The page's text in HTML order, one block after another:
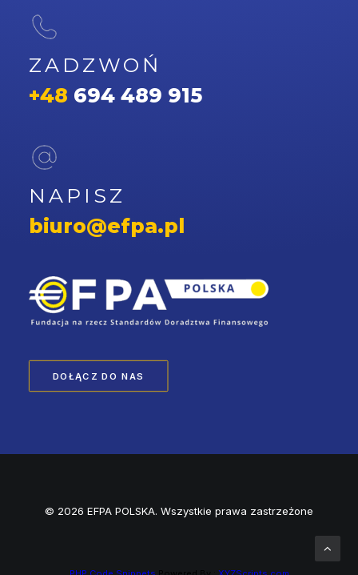
DOŁĄCZ DO NAS
ZADZWOŃ
+48 694 489 915
NAPISZ
biuro@efpa.pl
© 2026 EFPA POLSKA. Wszystkie prawa zastrzeżone